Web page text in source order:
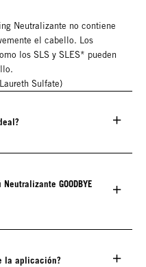
Neutralizante no contiene
el cabello. Los
los SLS y SLES* pueden
Sulfate)
GOODBYE
la aplicación?